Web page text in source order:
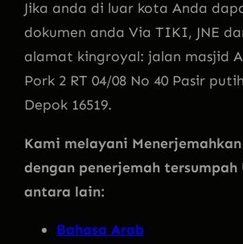
Jika anda di luar kota Anda
dokumen anda Via TIKI, JNE
alamat kingroyal: jalan masjid
Pork 2 RT 04/08 No 40 Pasir
Depok 16519.
Kami melayani
dengan penerjemah tersumpah
antara lain:
Bahasa Arab